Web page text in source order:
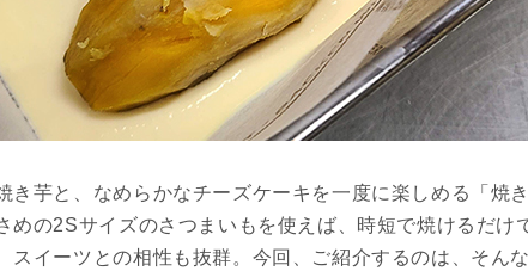
き芋と、なめらかなチーズケーキを一度に楽しめる「焼
めの2Sサイズのさつまいもを使えば、時短で焼けるだけ
スイーツとの相性も抜群。今回、ご紹介するのは、そん